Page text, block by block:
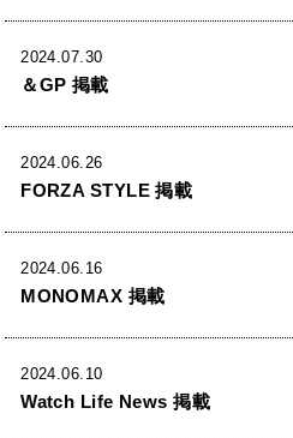
2024.07.30
＆GP 掲載
2024.06.26
FORZA STYLE 掲載
2024.06.16
MONOMAX 掲載
2024.06.10
Watch Life News 掲載